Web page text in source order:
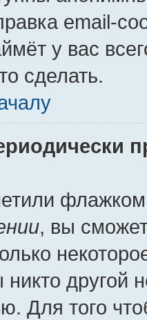
email-
у вас
сделать.
, вы
никто другой
Для того